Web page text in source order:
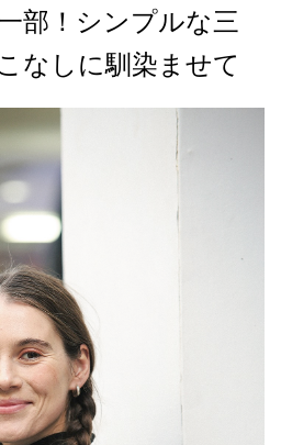
部！シンプルな三
なしに馴染ませて